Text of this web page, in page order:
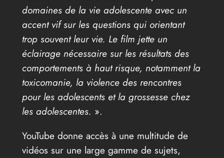
domaines de la vie adolescente avec un
accent vif sur les questions qui orientant
trop souvent leur vie. Le film jette un
éclairage nécessaire sur les résultats des
comportements à haut risque, notamment la
toxicomanie, la violence des rencontres
pour les adolescents et la grossesse chez
les adolescentes. ».
YouTube donne accès à une multitude de
vidéos sur une large gamme de sujets,